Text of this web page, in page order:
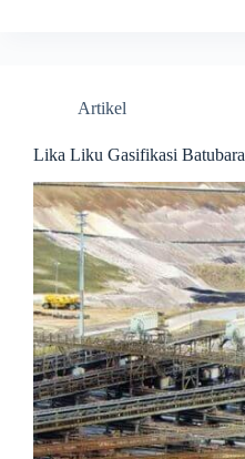
Artikel
Lika Liku Gasifikasi Batubara